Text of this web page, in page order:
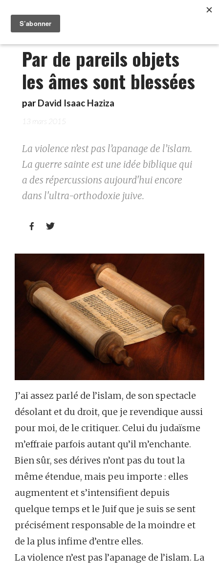
Par de pareils objets
les âmes sont blessées
par David Isaac Haziza
13 mars 2015
La violence n’est pas l’apanage de l’islam.
La guerre sainte est une idée biblique qui
a des répercussions aujourd'hui encore
dans l'ultra-orthodoxie juive.
 
J’ai assez parlé de l’islam, de son spectacle
désolant et du droit, que je revendique aussi
pour moi, de le critiquer. Celui du judaïsme
m’effraie parfois autant qu’il m’enchante.
Bien sûr, ses dérives n’ont pas du tout la
même étendue, mais peu importe : elles
augmentent et s’intensifient depuis
quelque temps et le Juif que je suis se sent
précisément responsable de la moindre et
de la plus infime d’entre elles.
La violence n’est pas l’apanage de l’islam. La